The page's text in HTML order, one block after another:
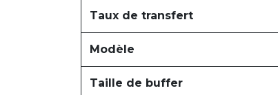
Taux de transfert
Modèle
Taille de buffer